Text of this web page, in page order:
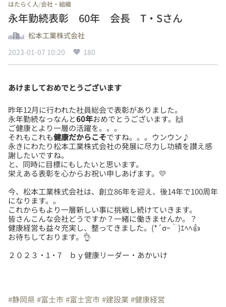
はたらく人/会社・組織
永年勤続表彰 60年 会長 T・Sさん
松本工業株式会社
2023-01-07 10:20
180
あけましておめでとうございます
昨年12月に行われた社員総会で表彰がありました。
永年勤続なっなんと60年おめでとうございます。🙌
ご健康とより一層の活躍を。。。
それもこれも健康だからこそですね。。。ウンウン♪
永きにわたり松本工業株式会社の発展に尽力し功績を讃え感
謝したいですね。
と、同時に目標にもしたいと思います。
今、松本工業株式会社は、創立86年を迎え、後14年で100周年
になります。。
これからもより一層新しい事に挑戦し続けていきます。
皆さんこんな会社どうですか？一緒に働きませんか。？
健康経営も益々充実し、整ってきました。(*´σｰ｀)ｴﾍﾍ👍
２０２３・1・7 ｂｙ健康リーダー・あかいけ
#静岡県#富士市 #富士宮市 #建設業 #健康経営